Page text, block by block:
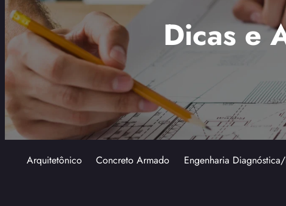
Dicas e
Arquitetônico Concreto Armado Engenharia